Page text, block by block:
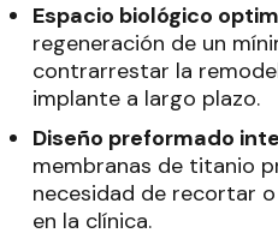
Espacio biológico
regeneración de un
contrarrestar la
implante a largo plazo.
Diseño preformado
membranas de titanio
necesidad de recortar
en la clínica.